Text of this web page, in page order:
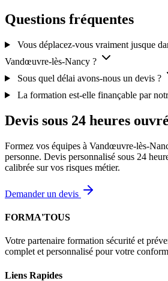
Questions fréquentes
Vous déplacez-vous vraiment jusque
Vandœuvre-lès-Nancy ?
Sous quel délai avons-nous un devis ?
La formation est-elle finançable par
Devis sous 24 heures
Formez vos équipes à Vandœuvre-lès-
personne. Devis personnalisé sous 24
calibrée sur vos risques métier.
Demander un devis
FORMA'TOUS
Votre partenaire formation sécurité et
complet et personnalisé pour votre
Liens Rapides